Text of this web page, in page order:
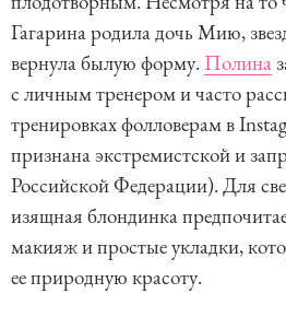
o
f
6
Гагарина родила дочь Мию,
вернула былую форму. Полина
с личным тренером и часто
тренировках фолловерам в
признана экстремистской и
Российской Федерации). Для
изящная блондинка
макияж и простые укладки,
ее природную красоту.